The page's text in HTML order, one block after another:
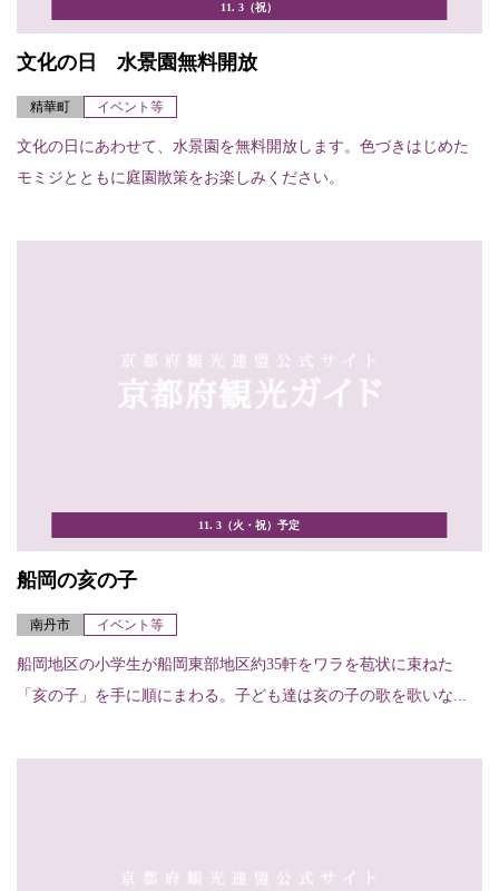
11. 3（祝）
文化の日 水景園無料開放
精華町 イベント等
文化の日にあわせて、水景園を無料開放します。色づきはじめた
モミジとともに庭園散策をお楽しみください。
11. 3（火・祝）予定
船岡の亥の子
南丹市 イベント等
船岡地区の小学生が船岡東部地区約35軒をワラを苞状に束ねた
「亥の子」を手に順にまわる。子ども達は亥の子の歌を歌いな...